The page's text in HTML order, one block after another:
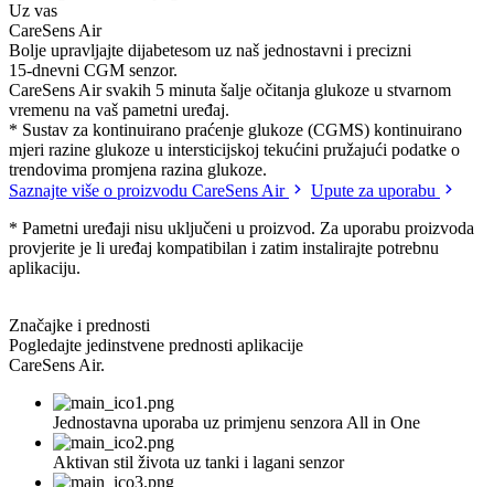
Uz vas
CareSens Air
Bolje upravljajte dijabetesom uz naš jednostavni i precizni
15-dnevni CGM senzor.
CareSens Air svakih 5 minuta šalje očitanja glukoze u stvarnom
vremenu na vaš pametni uređaj.
* Sustav za kontinuirano praćenje glukoze (CGMS) kontinuirano
mjeri razine glukoze u intersticijskoj tekućini pružajući podatke o
trendovima promjena razina glukoze.
Saznajte više o proizvodu CareSens Air
Upute za uporabu
* Pametni uređaji nisu uključeni u proizvod. Za uporabu proizvoda
provjerite je li uređaj kompatibilan i zatim instalirajte potrebnu
aplikaciju.
Značajke i prednosti
Pogledajte jedinstvene prednosti aplikacije
CareSens Air.
Jednostavna uporaba uz primjenu senzora All in One
Aktivan stil života uz tanki i lagani senzor